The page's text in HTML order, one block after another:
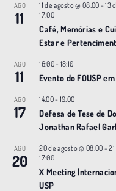
AGO
11
11 de agosto @ 08:00 -13
17:00
Café, Memórias e
Estar e
AGO
11
16:00- 18:10
Evento do FOUSP
AGO
17
14:00- 19:00
Defesa de Tese de
Jonathan Rafael
AGO
20
20 de agosto @ 08:00 -
17:00
X Meeting
USP